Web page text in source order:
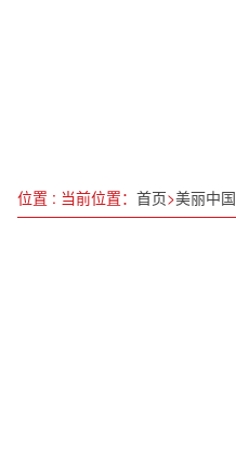
位置 : 当前位置： 首页>美丽中国